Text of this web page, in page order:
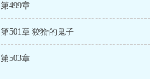
第499章
第501章 狡猾的鬼子
第503章